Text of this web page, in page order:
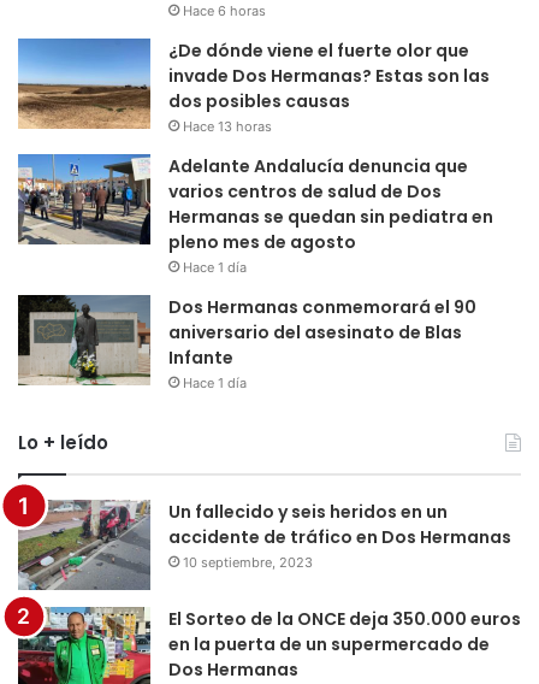
Hace 6 horas
¿De dónde viene el fuerte olor que
invade Dos Hermanas? Estas son las
dos posibles causas
Hace 13 horas
Adelante Andalucía denuncia que
varios centros de salud de Dos
Hermanas se quedan sin pediatra en
pleno mes de agosto
Hace 1 día
Dos Hermanas conmemorará el 90
aniversario del asesinato de Blas
Infante
Hace 1 día
Lo + leído
Un fallecido y seis heridos en un
accidente de tráfico en Dos Hermanas
10 septiembre, 2023
El Sorteo de la ONCE deja 350.000 euros
en la puerta de un supermercado de
Dos Hermanas